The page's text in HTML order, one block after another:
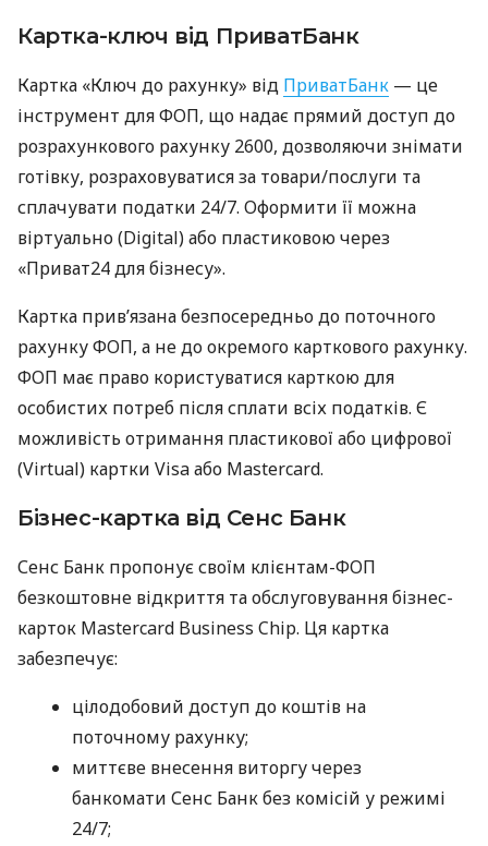
Картка-ключ від ПриватБанк
Картка «Ключ до рахунку» від ПриватБанк — це
інструмент для ФОП, що надає прямий доступ до
розрахункового рахунку 2600, дозволяючи знімати
готівку, розраховуватися за товари/послуги та
сплачувати податки 24/7. Оформити її можна
віртуально (Digital) або пластиковою через
«Приват24 для бізнесу».
Картка прив’язана безпосередньо до поточного
рахунку ФОП, а не до окремого карткового рахунку.
ФОП має право користуватися карткою для
особистих потреб після сплати всіх податків. Є
можливість отримання пластикової або цифрової
(Virtual) картки Visa або Mastercard.
Бізнес-картка від Сенс Банк
Сенс Банк пропонує своїм клієнтам-ФОП
безкоштовне відкриття та обслуговування бізнес-
карток Mastercard Business Chip. Ця картка
забезпечує:
цілодобовий доступ до коштів на
поточному рахунку;
миттєве внесення виторгу через
банкомати Сенс Банк без комісій у режимі
24/7;